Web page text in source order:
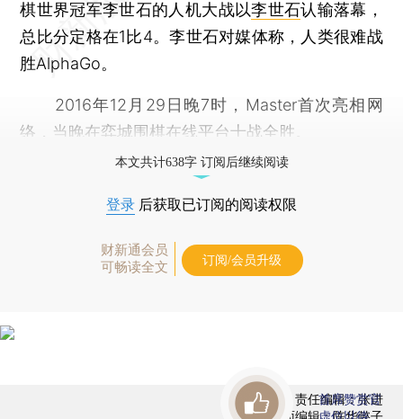
棋世界冠军李世石的人机大战以李世石认输落幕，
总比分定格在1比4。李世石对媒体称，人类很难战
胜AlphaGo。
2016年12月29日晚7时，Master首次亮相网
络，当晚在弈城围棋在线平台十战全胜。
本文共计638字 订阅后继续阅读
登录 后获取已订阅的阅读权限
财新通会员
可畅读全文
订阅/会员升级
责任编辑：张进
首席赞赏官